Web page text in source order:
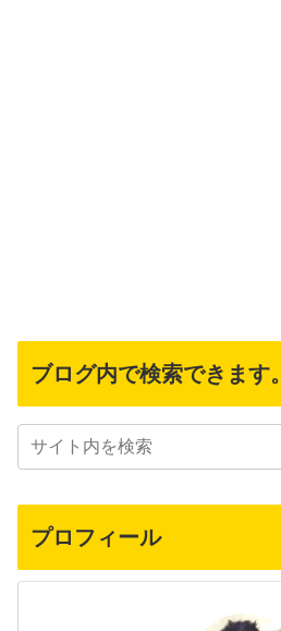
ブログ内で検索できます。
プロフィール